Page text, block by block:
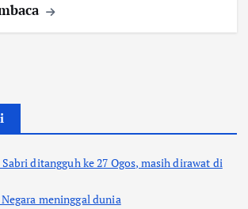
ditangguh ke 27 Ogos, masih dirawat di
meninggal dunia